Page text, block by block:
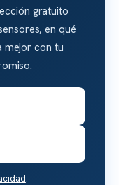
gratuito
en qué
mejor con tu
.